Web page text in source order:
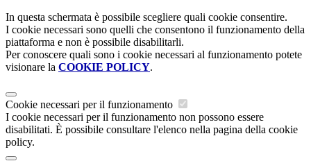
In questa schermata è possibile scegliere quali cookie consentire.
I cookie necessari sono quelli che consentono il funzionamento della
piattaforma e non è possibile disabilitarli.
Per conoscere quali sono i cookie necessari al funzionamento potete
visionare la COOKIE POLICY.
Cookie necessari per il funzionamento
I cookie necessari per il funzionamento non possono essere
disabilitati. È possibile consultare l'elenco nella pagina della cookie
policy.